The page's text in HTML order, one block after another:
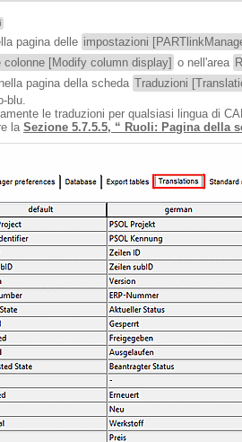
pagina delle impostazioni
[Modify column display] o nell'area
nella pagina della scheda Traduzioni
blu.
le traduzioni per qualsiasi lingua di
la Sezione 5.7.5.5, “ Ruoli: Pagina della